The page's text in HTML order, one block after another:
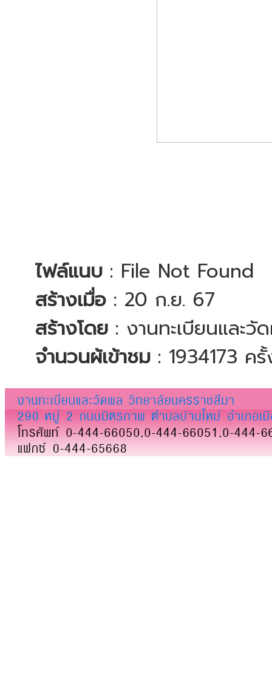
ไฟล์แนบ : File Not Found
สร้างเมื่อ : 20 ก.ย. 67
สร้างโดย : งานทะเบียนและวั
จำนวนผ้เข้าชม : 1934173 ค